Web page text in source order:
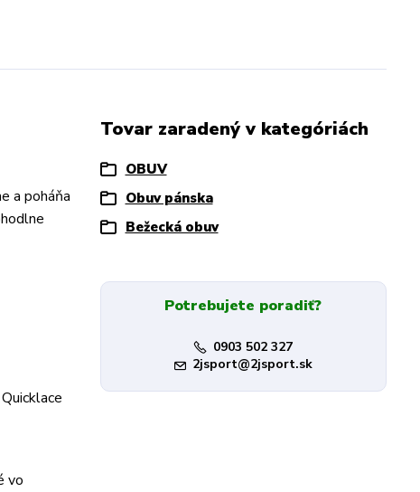
a poháňa
vo
Tovar zaradený v kategóriách
OBUV
Obuv pánska
Bežecká obuv
Potrebujete poradiť?
0903 502 327
2jsport@2jsport.sk